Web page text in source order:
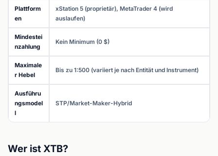
Plattform
en
xStation 5 (proprietär), MetaTrader 4 (wird
auslaufen)
Mindestei
nzahlung
Kein Minimum (0 $)
Maximale
r Hebel
Bis zu 1:500 (variiert je nach Entität und Instrument)
Ausführu
ngsmodel
l
STP/Market-Maker-Hybrid
Wer ist XTB?